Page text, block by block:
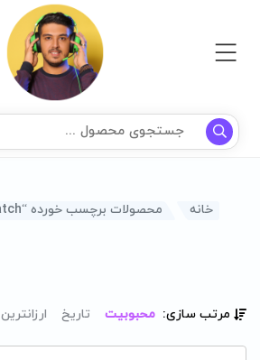
خانه محصولات برچسب خورده “green gnsw49 smart watch”
مرتب سازی: محبوبیت تاریخ ارزانترین